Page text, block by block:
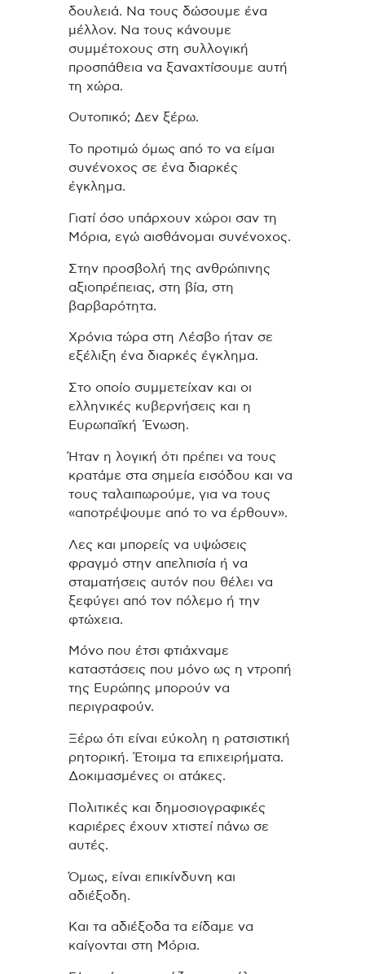
δουλειά. Να τους δώσουμε ένα
μέλλον. Να τους κάνουμε
συμμέτοχους στη συλλογική
προσπάθεια να ξαναχτίσουμε αυτή
τη χώρα.
Ουτοπικό; Δεν ξέρω.
Το προτιμώ όμως από το να είμαι
συνένοχος σε ένα διαρκές
έγκλημα.
Γιατί όσο υπάρχουν χώροι σαν τη
Μόρια, εγώ αισθάνομαι συνένοχος.
Στην προσβολή της ανθρώπινης
αξιοπρέπειας, στη βία, στη
βαρβαρότητα.
Χρόνια τώρα στη Λέσβο ήταν σε
εξέλιξη ένα διαρκές έγκλημα.
Στο οποίο συμμετείχαν και οι
ελληνικές κυβερνήσεις και η
Ευρωπαϊκή Ένωση.
Ήταν η λογική ότι πρέπει να τους
κρατάμε στα σημεία εισόδου και να
τους ταλαιπωρούμε, για να τους
«αποτρέψουμε από το να έρθουν».
Λες και μπορείς να υψώσεις
φραγμό στην απελπισία ή να
σταματήσεις αυτόν που θέλει να
ξεφύγει από τον πόλεμο ή την
φτώχεια.
Μόνο που έτσι φτιάχναμε
καταστάσεις που μόνο ως η ντροπή
της Ευρώπης μπορούν να
περιγραφούν.
Ξέρω ότι είναι εύκολη η ρατσιστική
ρητορική. Έτοιμα τα επιχειρήματα.
Δοκιμασμένες οι ατάκες.
Πολιτικές και δημοσιογραφικές
καριέρες έχουν χτιστεί πάνω σε
αυτές.
Όμως, είναι επικίνδυνη και
αδιέξοδη.
Και τα αδιέξοδα τα είδαμε να
καίγονται στη Μόρια.